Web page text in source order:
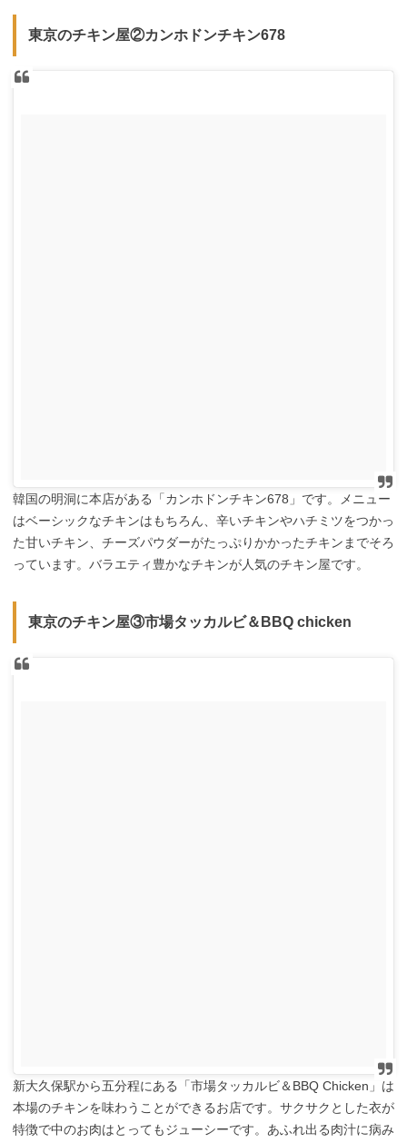
東京のチキン屋②カンホドンチキン678
韓国の明洞に本店がある「カンホドンチキン678」です。メニュー
はベーシックなチキンはもちろん、辛いチキンやハチミツをつかっ
た甘いチキン、チーズパウダーがたっぷりかかったチキンまでそろ
っています。バラエティ豊かなチキンが人気のチキン屋です。
東京のチキン屋③市場タッカルビ＆BBQ chicken
新大久保駅から五分程にある「市場タッカルビ＆BBQ Chicken」は
本場のチキンを味わうことができるお店です。サクサクとした衣が
特徴で中のお肉はとってもジューシーです。あふれ出る肉汁に病み